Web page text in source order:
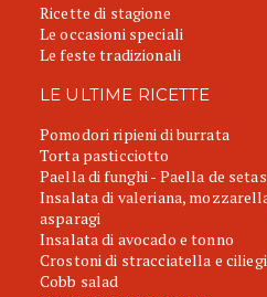
Ricette di stagione
Le occasioni speciali
Le feste tradizionali
LE ULTIME RICETTE
Pomodori ripieni di burrata
Torta pasticciotto
Paella di funghi - Paella de setas
Insalata di valeriana,
asparagi
Insalata di avocado e tonno
Crostoni di stracciatella e
Cobb salad